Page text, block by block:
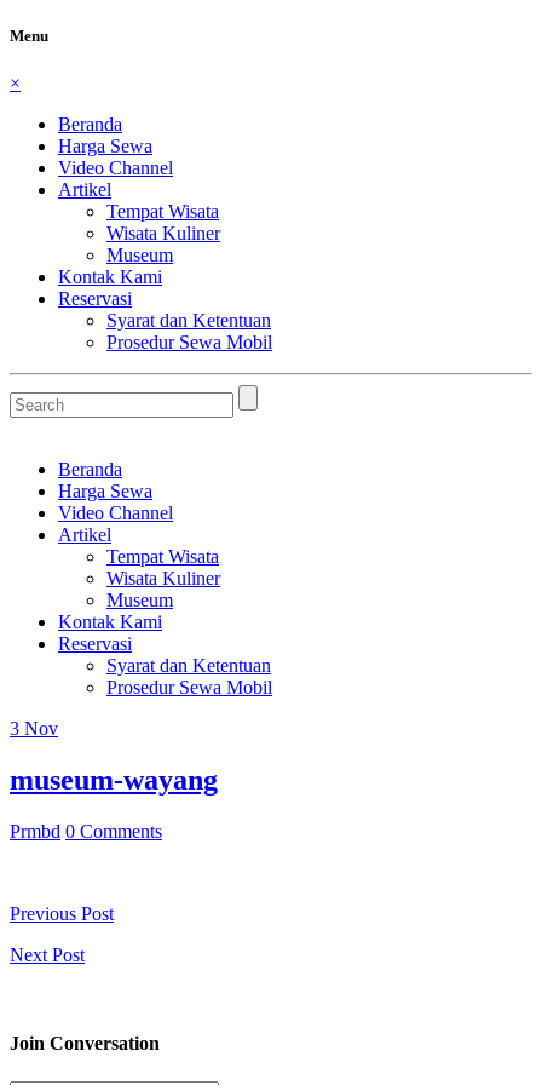
Menu
×
Beranda
Harga Sewa
Video Channel
Artikel
Tempat Wisata
Wisata Kuliner
Museum
Kontak Kami
Reservasi
Syarat dan Ketentuan
Prosedur Sewa Mobil
Beranda
Harga Sewa
Video Channel
Artikel
Tempat Wisata
Wisata Kuliner
Museum
Kontak Kami
Reservasi
Syarat dan Ketentuan
Prosedur Sewa Mobil
3 Nov
museum-wayang
Prmbd 0 Comments
Previous Post
Next Post
Join Conversation